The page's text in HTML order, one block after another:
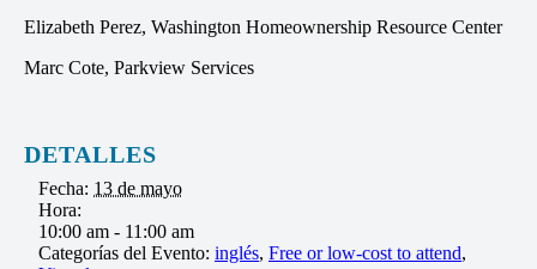
Elizabeth Perez, Washington Homeownership Resource Center
Marc Cote, Parkview Services
DETALLES
Fecha: 13 de mayo
Hora:
10:00 am - 11:00 am
Categorías del Evento: inglés, Free or low-cost to attend,